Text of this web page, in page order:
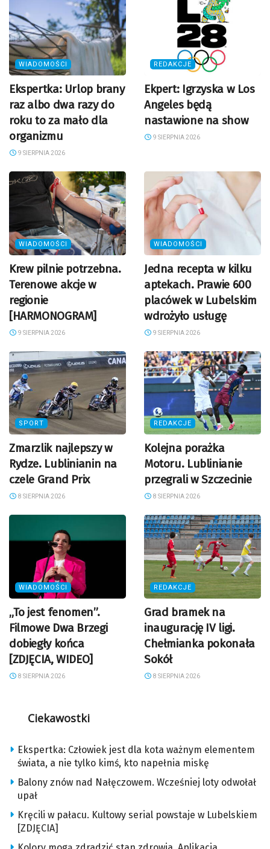
WIADOMOŚCI
Ekspertka: Urlop brany
raz albo dwa razy do
roku to za mało dla
organizmu
9 SIERPNIA 2026
REDAKCJE
Ekpert: Igrzyska w Los
Angeles będą
nastawione na show
9 SIERPNIA 2026
WIADOMOŚCI
Krew pilnie potrzebna.
Terenowe akcje w
regionie
[HARMONOGRAM]
9 SIERPNIA 2026
WIADOMOŚCI
Jedna recepta w kilku
aptekach. Prawie 600
placówek w Lubelskim
wdrożyło usługę
9 SIERPNIA 2026
SPORT
Zmarzlik najlepszy w
Rydze. Lublinianin na
czele Grand Prix
8 SIERPNIA 2026
REDAKCJE
Kolejna porażka
Motoru. Lublinianie
przegrali w Szczecinie
8 SIERPNIA 2026
WIADOMOŚCI
„To jest fenomen”.
Filmowe Dwa Brzegi
dobiegły końca
[ZDJĘCIA, WIDEO]
8 SIERPNIA 2026
REDAKCJE
Grad bramek na
inaugurację IV ligi.
Chełmianka pokonała
Sokół
8 SIERPNIA 2026
Ciekawostki
Ekspertka: Człowiek jest dla kota ważnym elementem
świata, a nie tylko kimś, kto napełnia miskę
Balony znów nad Nałęczowem. Wcześniej loty odwołał
upał
Kręcili w pałacu. Kultowy serial powstaje w Lubelskiem
[ZDJĘCIA]